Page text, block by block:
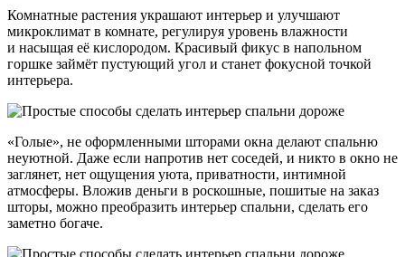
Комнатные растения украшают интерьер и улучшают
микроклимат в комнате, регулируя уровень влажности
и насыщая её кислородом. Красивый фикус в напольном
горшке займёт пустующий угол и станет фокусной точкой
интерьера.
«Голые», не оформленными шторами окна делают спальню
неуютной. Даже если напротив нет соседей, и никто в окно не
заглянет, нет ощущения уюта, приватности, интимной
атмосферы. Вложив деньги в роскошные, пошитые на заказ
шторы, можно преобразить интерьер спальни, сделать его
заметно богаче.